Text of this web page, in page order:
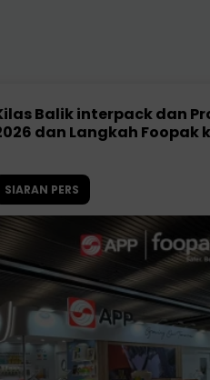
Balik interpack dan
dan Langkah Foopak
SIARAN PERS